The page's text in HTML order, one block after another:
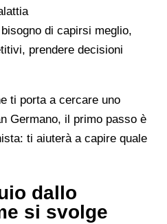
di capirsi meglio,
prendere decisioni
ti porta a cercare uno
Germano, il primo passo è
ti aiuterà a capire quale
dallo
si svolge